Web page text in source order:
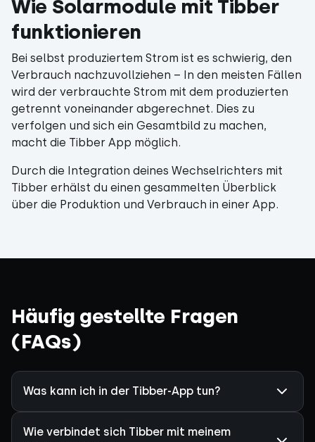
Wie Solarmodule mit Tibber
funktionieren
Bei selbst produziertem Strom ist es schwierig, den
Verbrauch nachzuvollziehen – In den meisten Fällen
wird der verbrauchte Strom mit dem produzierten
getrennt voneinander abgerechnet. Dies zu
verfolgen und sich ein Gesamtbild zu machen,
macht die Tibber App möglich.
Durch die Integration deines Wechselrichters mit
Tibber erhälst du einen gesammelten Überblick
über die Produktion und Verbrauch in einer App.
Häufig gestellte Fragen
(FAQs)
Was kann ich in der Tibber-App tun?
Wie verbindet sich Tibber mit meinem